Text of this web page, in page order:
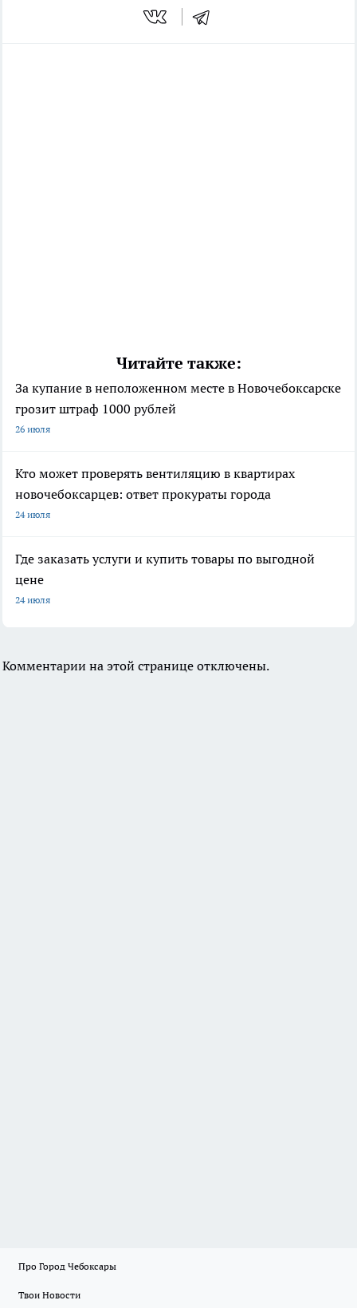
Читайте также:
За купание в неположенном месте в Новочебоксарске
грозит штраф 1000 рублей
26 июля
Кто может проверять вентиляцию в квартирах
новочебоксарцев: ответ прокураты города
24 июля
Где заказать услуги и купить товары по выгодной
цене
24 июля
Комментарии на этой странице отключены.
Про Город Чебоксары
Твои Новости